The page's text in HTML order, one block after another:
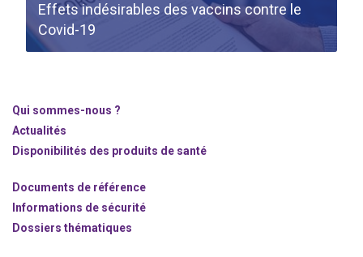
Effets indésirables des vaccins contre le
Covid-19
Qui sommes-nous ?
Actualités
Disponibilités des produits de santé
Documents de référence
Informations de sécurité
Dossiers thématiques